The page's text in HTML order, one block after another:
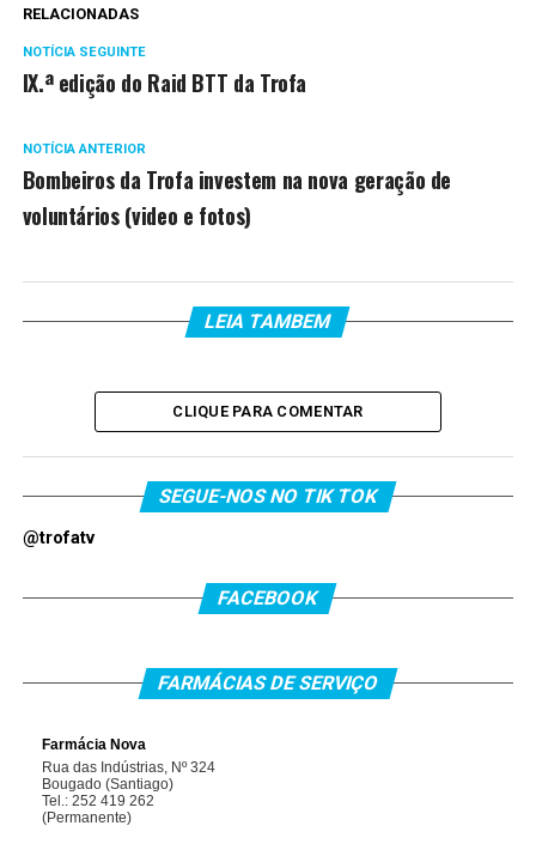
RELACIONADAS
NOTÍCIA SEGUINTE
IX.ª edição do Raid BTT da Trofa
NOTÍCIA ANTERIOR
Bombeiros da Trofa investem na nova geração de
voluntários (video e fotos)
LEIA TAMBEM
CLIQUE PARA COMENTAR
SEGUE-NOS NO TIK TOK
@trofatv
FACEBOOK
FARMÁCIAS DE SERVIÇO